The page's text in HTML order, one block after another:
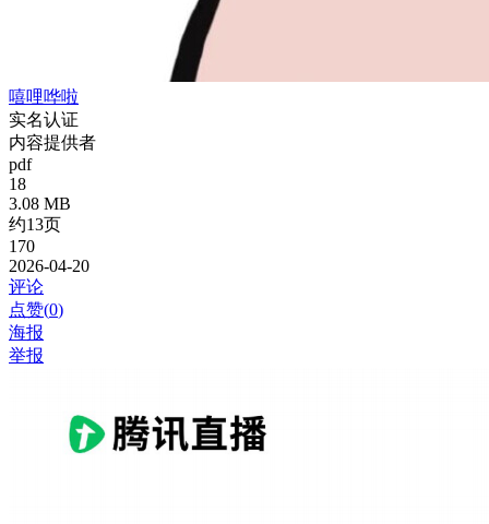
嘻哩哗啦
实名认证
内容提供者
pdf
18
3.08 MB
约13页
170
2026-04-20
评论
点赞(0)
海报
举报